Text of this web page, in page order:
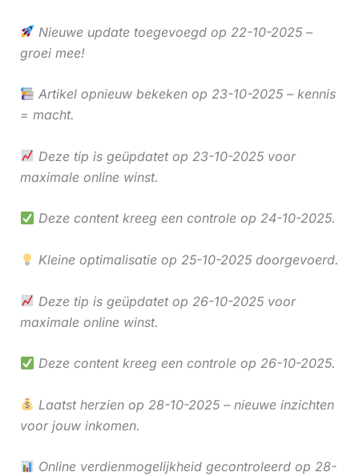
Nieuwe update toegevoegd op 22-10-2025 –
groei mee!
Artikel opnieuw bekeken op 23-10-2025 – kennis
= macht.
Deze tip is geüpdatet op 23-10-2025 voor
maximale online winst.
Deze content kreeg een controle op 24-10-2025.
Kleine optimalisatie op 25-10-2025 doorgevoerd.
Deze tip is geüpdatet op 26-10-2025 voor
maximale online winst.
Deze content kreeg een controle op 26-10-2025.
Laatst herzien op 28-10-2025 – nieuwe inzichten
voor jouw inkomen.
Online verdienmogelijkheid gecontroleerd op 28-